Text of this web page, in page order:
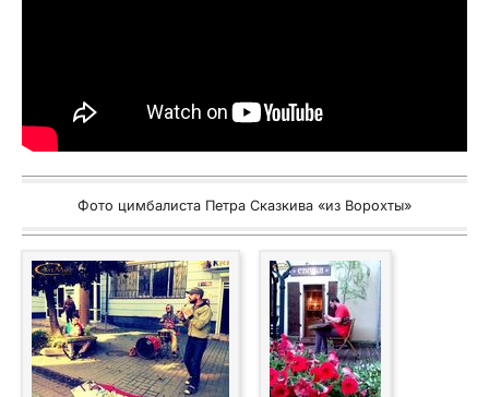
Фото цимбалиста Петра Сказкива «из Ворохты»